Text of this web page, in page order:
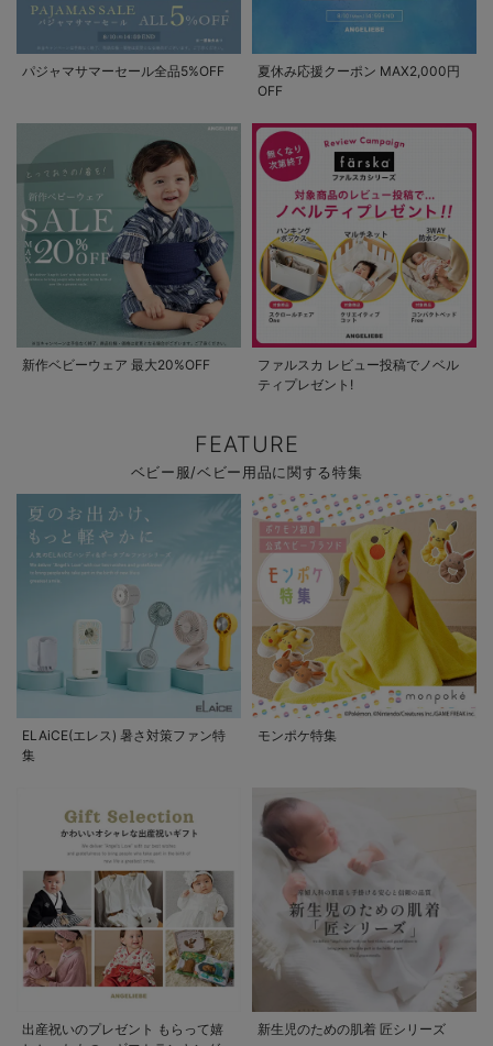
パジャマサマーセール全品5%OFF
夏休み応援クーポン MAX2,000円
OFF
新作ベビーウェア 最大20%OFF
ファルスカ レビュー投稿でノベル
ティプレゼント!
FEATURE
ベビー服/ベビー用品に関する特集
ELAiCE(エレス) 暑さ対策ファン特
集
モンポケ特集
出産祝いのプレゼント もらって嬉
新生児のための肌着 匠シリーズ